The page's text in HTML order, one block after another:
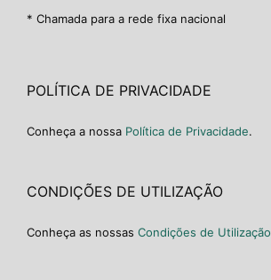
* Chamada para a rede fixa nacional
POLÍTICA DE PRIVACIDADE
Conheça a nossa Política de Privacidade.
CONDIÇÕES DE UTILIZAÇÃO
Conheça as nossas Condições de Utilização